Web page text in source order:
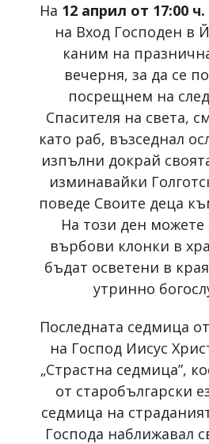
На 12 април от 17:00 ч.
на Вход Господен в
каним на
вечерня, за да се
посрещнем на
Спасителя на света,
като раб, възседнал
изпълни докрай
изминавайки
поведе Своите деца
На този ден можете
върбови клонки в
бъдат осветени в
утринно
Последната седмица
на Господ Иисус
„Страстна седмица”,
от старобългарски
седмица на
Господа наближавал